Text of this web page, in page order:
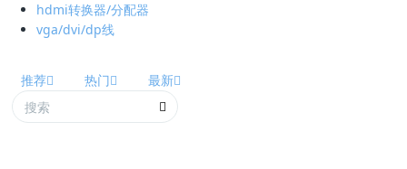
hdmi转换器/分配器
vga/dvi/dp线
推荐 热门 最新